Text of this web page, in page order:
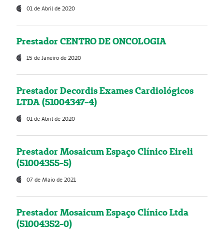
01 de Abril de 2020
Prestador CENTRO DE ONCOLOGIA
15 de Janeiro de 2020
Prestador Decordis Exames Cardiológicos
LTDA (51004347-4)
01 de Abril de 2020
Prestador Mosaicum Espaço Clínico Eireli
(51004355-5)
07 de Maio de 2021
Prestador Mosaicum Espaço Clínico Ltda
(51004352-0)